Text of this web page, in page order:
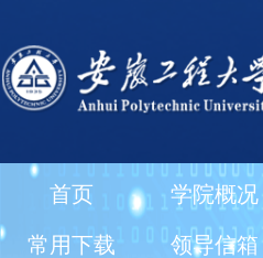
首页 学院概况
常用下载 领导信箱